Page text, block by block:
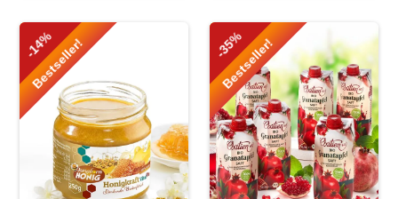
-14%
Bestseller! -35%
Bestseller!